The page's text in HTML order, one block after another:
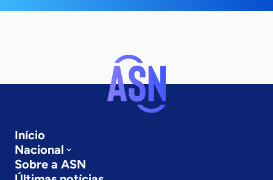
Início
Nacional
Sobre a ASN